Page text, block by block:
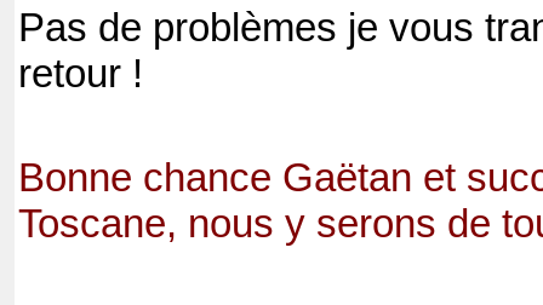
Pas de problèmes je vous
retour !
Bonne chance Gaëtan et
Toscane, nous y serons de